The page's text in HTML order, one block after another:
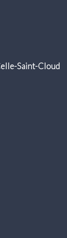
Saint-Cloud